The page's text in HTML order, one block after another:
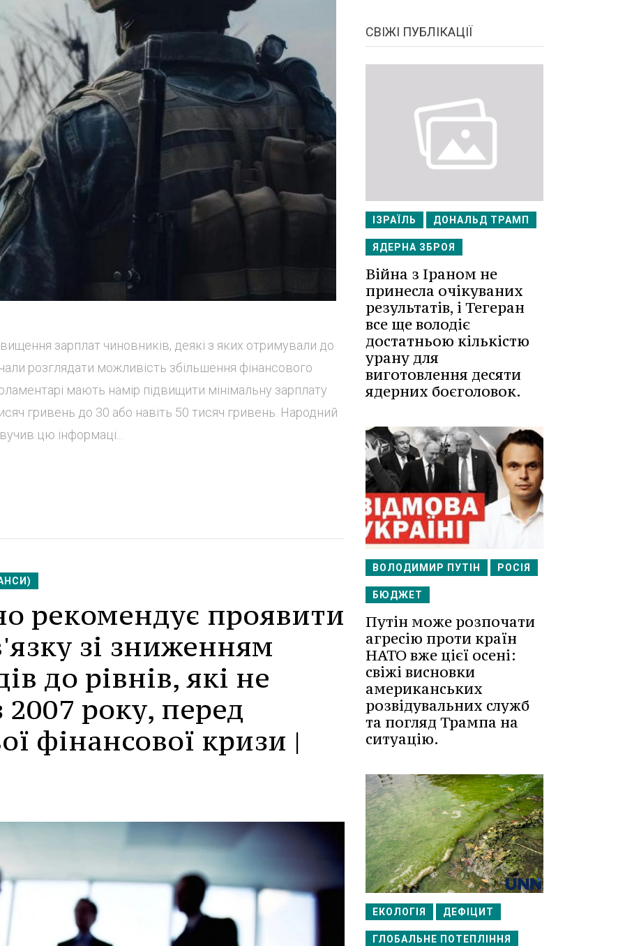
зарплат чиновників, деякі з яких отримували до
розглядати можливість збільшення фінансового
мають намір підвищити мінімальну зарплату
гривень до 30 або навіть 50 тисяч гривень. Народний
цю інформаці...
рекомендує проявити
зі зниженням
до рівнів, які не
2007 року, перед
фінансової кризи |
СВІЖІ ПУБЛІКАЦІЇ
ІЗРАЇЛЬ ДОНАЛЬД ТРАМП
ЯДЕРНА ЗБРОЯ
Війна з Іраном не
принесла очікуваних
результатів, і Тегеран
все ще володіє
достатньою кількістю
урану для
виготовлення десяти
ядерних боєголовок.
ВОЛОДИМИР ПУТІН РОСІЯ
БЮДЖЕТ
Путін може розпочати
агресію проти країн
НАТО вже цієї осені:
свіжі висновки
американських
розвідувальних служб
та погляд Трампа на
ситуацію.
ЕКОЛОГІЯ ДЕФІЦИТ
ГЛОБАЛЬНЕ ПОТЕПЛІННЯ